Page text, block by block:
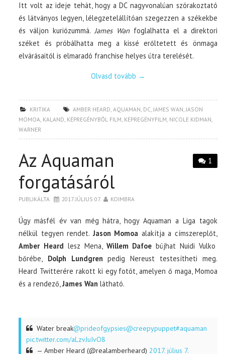
Itt volt az ideje tehát, hogy a DC nagyvonalúan szórakoztató
és látványos legyen, lélegzetelállítóan szegezzen a székekbe
és váljon kuriózummá.James Wanfoglalhatta el a direktori
széket és próbálhatta meg a kissé erőltetett és önmaga
elvárásaitól is elmaradó franchise helyes útra terelését.
Olvasd tovább →
KRITIKA AMBER HEARD,AQUAMAN, DC,JAMES WAN,JASON
MOMOA, KALAND, KÉPREGÉNYBŐL FILM, KÉPREGÉNYFILM, NICOLE KIDMAN,
WARNER
1
Az Aquaman
forgatásáról
PUBLIKÁLTA 2017. JÚLIUS 07. KOIMBRA
Úgy másfél év van még hátra, hogy Aquaman a Liga tagok
nélkül tegyen rendet. Jason Momoa alakítja a címszereplőt,
Amber Heard lesz Mena, Willem Dafoe bújhat Nuidi Vulko
bőrébe, Dolph Lundgren pedig Nereust testesítheti meg.
Heard Twitterére rakott ki egy fotót, amelyen ő maga, Momoa
és a rendező,James Wan látható.
Water break@prideofgypsies@creepypuppet#aquaman
pic.twitter.com/aLzvJuIvO8
— Amber Heard (@realamberheard)2017. július 7.